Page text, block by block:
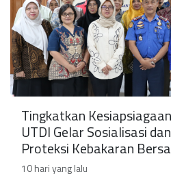
Tingkatkan
UTDI Gelar Sosialisasi
Proteksi Kebakaran
10 hari yang lalu